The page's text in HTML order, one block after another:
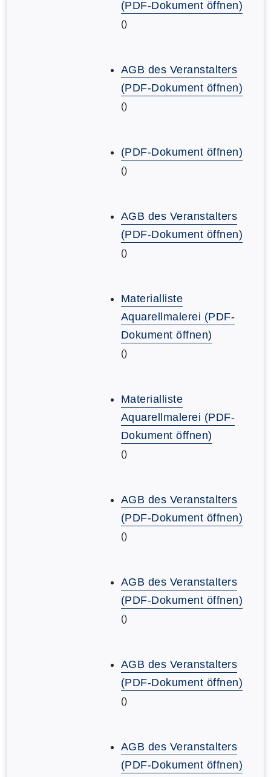
(PDF-Dokument öffnen)
()
AGB des Veranstalters
(PDF-Dokument öffnen)
()
(PDF-Dokument öffnen)
()
AGB des Veranstalters
(PDF-Dokument öffnen)
()
Materialliste
Aquarellmalerei (PDF-
Dokument öffnen)
()
Materialliste
Aquarellmalerei (PDF-
Dokument öffnen)
()
AGB des Veranstalters
(PDF-Dokument öffnen)
()
AGB des Veranstalters
(PDF-Dokument öffnen)
()
AGB des Veranstalters
(PDF-Dokument öffnen)
()
AGB des Veranstalters
(PDF-Dokument öffnen)